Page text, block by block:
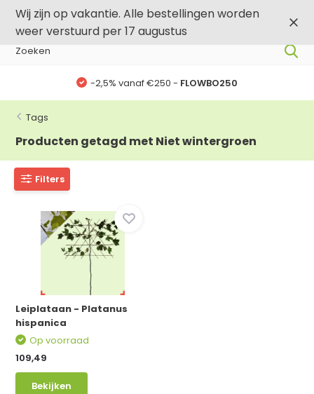
Wij zijn op vakantie. Alle bestellingen worden
weer verstuurd per 17 augustus
-2,5% vanaf €250 - FLOWBO250
Tags
Producten getagd met Niet wintergroen
Filters
Leiplataan - Platanus
hispanica
Op voorraad
109,49
Bekijken